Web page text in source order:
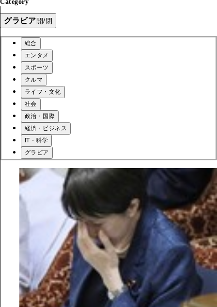
Category
グラビア開/閉
総合
エンタメ
スポーツ
クルマ
ライフ・文化
社会
政治・国際
経済・ビジネス
IT・科学
グラビア